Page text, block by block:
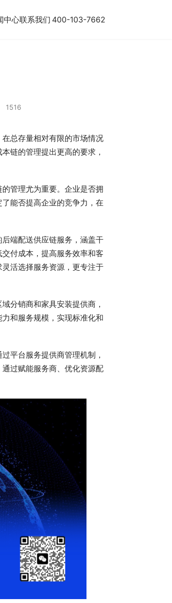
中心联系我们 400-103-7662
1516
总存量相对有限的市场情况
链的管理提出更高的要求，
管理尤为重要。企业是否拥
能否提高企业的竞争力，在
端配送供应链服务，涵盖干
付成本，提高服务效率和客
活选择服务资源，更专注于
分销商和家具安装提供商，
和服务规模，实现标准化和
平台服务提供商管理机制，
过赋能服务商、优化资源配